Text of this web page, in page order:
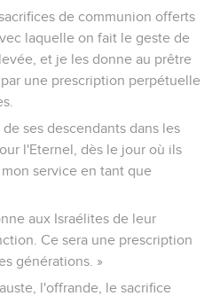
de communion offerts
laquelle on fait le geste de
et je les donne au prêtre
une prescription perpétuelle
ses descendants dans les
l'Eternel, dès le jour où ils
service en tant que
aux Israélites de leur
Ce sera une prescription
générations. »
l'offrande, le sacrifice